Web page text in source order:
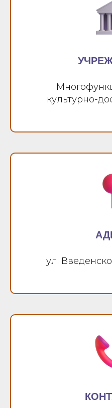
культурно-
ул.